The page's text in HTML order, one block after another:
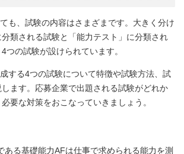
も、試験の内容はさまざまです。大きく分け
類される試験と「能力テスト」に分類され
つの試験が設けられています。
する4つの試験について特徴や試験方法、試
ます。応募企業で出題される試験がどれか
要な対策をおこなっていきましょう。
ある基礎能力AFは仕事で求められる能力を測